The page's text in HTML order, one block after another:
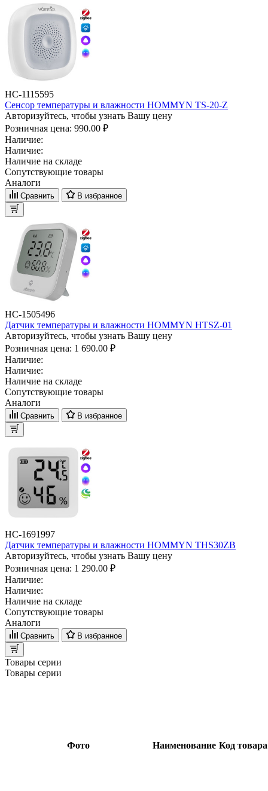
НС-1115595
Сенсор температуры и влажности HOMMYN TS-20-Z
Авторизуйтесь, чтобы узнать Вашу цену
Розничная цена: 990.00 ₽
Наличие:
Наличие:
Наличие на складе
Сопутствующие товары
Аналоги
Сравнить В избранное
НС-1505496
Датчик температуры и влажности HOMMYN HTSZ-01
Авторизуйтесь, чтобы узнать Вашу цену
Розничная цена: 1 690.00 ₽
Наличие:
Наличие:
Наличие на складе
Сопутствующие товары
Аналоги
Сравнить В избранное
НС-1691997
Датчик температуры и влажности HOMMYN THS30ZB
Авторизуйтесь, чтобы узнать Вашу цену
Розничная цена: 1 290.00 ₽
Наличие:
Наличие:
Наличие на складе
Сопутствующие товары
Аналоги
Сравнить В избранное
Товары серии
Товары серии
Фото Наименование Код товара